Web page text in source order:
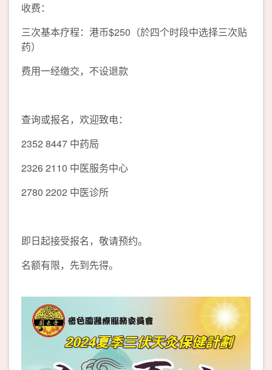
收费：
三次基本疗程：港币$250（於四个时段中选择三次贴
药）
费用一经缴交，不设退款
查询或报名，欢迎致电：
2352 8447 中药局
2326 2110 中医服务中心
2780 2202 中医诊所
即日起接受报名，敬请预约。
名额有限，先到先得。